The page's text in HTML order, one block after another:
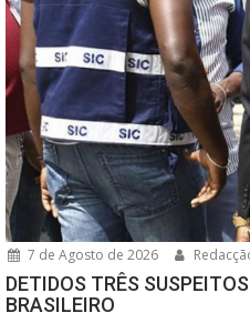
7 de Agosto de 2026
DETIDOS TRÊS
BRASILEIRO